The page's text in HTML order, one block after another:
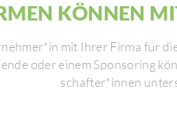
KÖNNEN
mit Ihrer Firma für
oder einem Spon­so­ring
schafter*innen